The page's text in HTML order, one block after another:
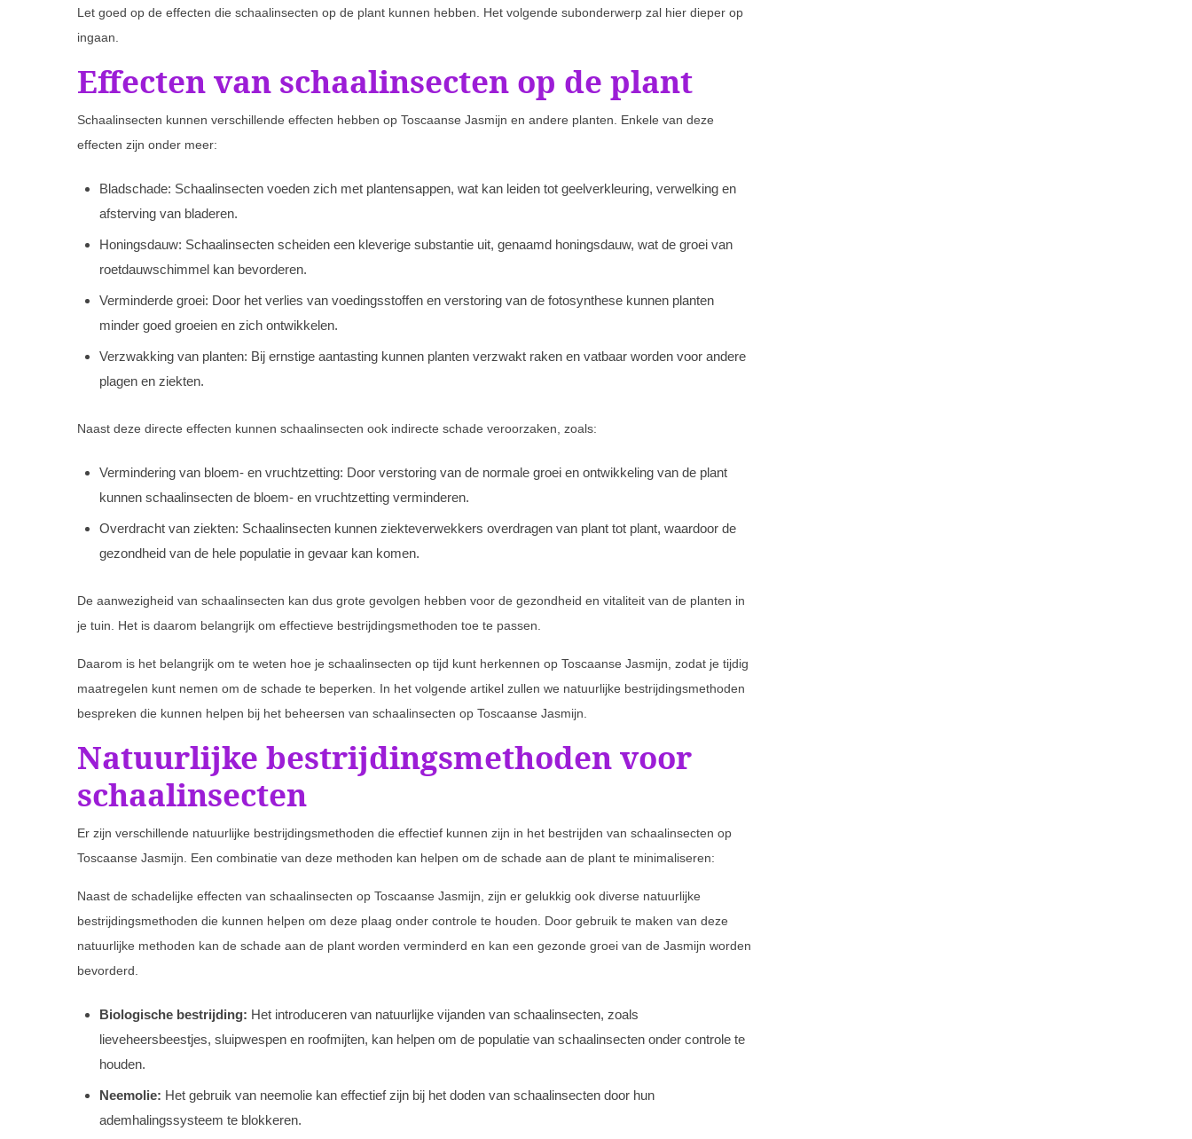
Let goed op de effecten die schaalinsecten op de plant kunnen hebben. Het volgende subonderwerp zal hier dieper op
ingaan.
Effecten van schaalinsecten op de plant
Schaalinsecten kunnen verschillende effecten hebben op Toscaanse Jasmijn en andere planten. Enkele van deze
effecten zijn onder meer:
Bladschade: Schaalinsecten voeden zich met plantensappen, wat kan leiden tot geelverkleuring, verwelking en
afsterving van bladeren.
Honingsdauw: Schaalinsecten scheiden een kleverige substantie uit, genaamd honingsdauw, wat de groei van
roetdauwschimmel kan bevorderen.
Verminderde groei: Door het verlies van voedingsstoffen en verstoring van de fotosynthese kunnen planten
minder goed groeien en zich ontwikkelen.
Verzwakking van planten: Bij ernstige aantasting kunnen planten verzwakt raken en vatbaar worden voor andere
plagen en ziekten.
Naast deze directe effecten kunnen schaalinsecten ook indirecte schade veroorzaken, zoals:
Vermindering van bloem- en vruchtzetting: Door verstoring van de normale groei en ontwikkeling van de plant
kunnen schaalinsecten de bloem- en vruchtzetting verminderen.
Overdracht van ziekten: Schaalinsecten kunnen ziekteverwekkers overdragen van plant tot plant, waardoor de
gezondheid van de hele populatie in gevaar kan komen.
De aanwezigheid van schaalinsecten kan dus grote gevolgen hebben voor de gezondheid en vitaliteit van de planten in
je tuin. Het is daarom belangrijk om effectieve bestrijdingsmethoden toe te passen.
Daarom is het belangrijk om te weten hoe je schaalinsecten op tijd kunt herkennen op Toscaanse Jasmijn, zodat je tijdig
maatregelen kunt nemen om de schade te beperken. In het volgende artikel zullen we natuurlijke bestrijdingsmethoden
bespreken die kunnen helpen bij het beheersen van schaalinsecten op Toscaanse Jasmijn.
Natuurlijke bestrijdingsmethoden voor
schaalinsecten
Er zijn verschillende natuurlijke bestrijdingsmethoden die effectief kunnen zijn in het bestrijden van schaalinsecten op
Toscaanse Jasmijn. Een combinatie van deze methoden kan helpen om de schade aan de plant te minimaliseren:
Naast de schadelijke effecten van schaalinsecten op Toscaanse Jasmijn, zijn er gelukkig ook diverse natuurlijke
bestrijdingsmethoden die kunnen helpen om deze plaag onder controle te houden. Door gebruik te maken van deze
natuurlijke methoden kan de schade aan de plant worden verminderd en kan een gezonde groei van de Jasmijn worden
bevorderd.
Biologische bestrijding: Het introduceren van natuurlijke vijanden van schaalinsecten, zoals
lieveheersbeestjes, sluipwespen en roofmijten, kan helpen om de populatie van schaalinsecten onder controle te
houden.
Neemolie: Het gebruik van neemolie kan effectief zijn bij het doden van schaalinsecten door hun
ademhalingssysteem te blokkeren.